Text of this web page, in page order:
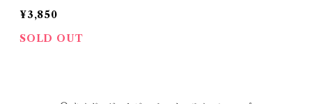
T-GT No.18 SUPER GT
2014
¥3,850
SOLD OUT